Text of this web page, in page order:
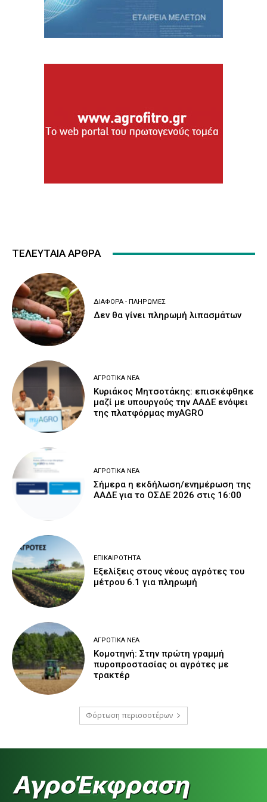
ΤΕΛΕΥΤΑΙΑ ΑΡΘΡΑ
ΔΙΆΦΟΡΑ - ΠΛΗΡΩΜΈΣ
Δεν θα γίνει πληρωμή λιπασμάτων
ΑΓΡΟΤΙΚΆ ΝΈΑ
Κυριάκος Μητσοτάκης: επισκέφθηκε
μαζί με υπουργούς την ΑΑΔΕ ενόψει
της πλατφόρμας myAGRO
ΑΓΡΟΤΙΚΆ ΝΈΑ
Σήμερα η εκδήλωση/ενημέρωση της
ΑΑΔΕ για το ΟΣΔΕ 2026 στις 16:00
ΕΠΙΚΑΙΡΌΤΗΤΑ
Εξελίξεις στους νέους αγρότες του
μέτρου 6.1 για πληρωμή
ΑΓΡΟΤΙΚΆ ΝΈΑ
Κομοτηνή: Στην πρώτη γραμμή
πυροπροστασίας οι αγρότες με
τρακτέρ
Φόρτωση περισσοτέρων